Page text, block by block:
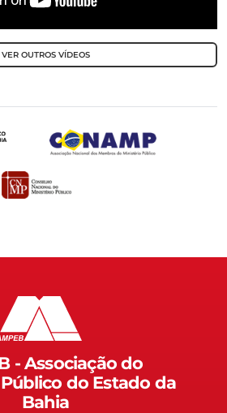
VER OUTROS VÍDEOS
- Associação do
do Estado da
Bahia